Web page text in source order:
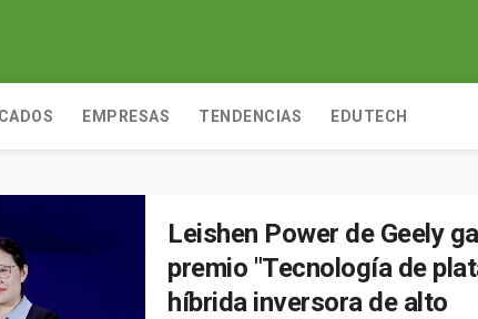
EMPRESAS TENDENCIAS EDUTECH
Leishen Power de Geely
premio "Tecnología de
híbrida inversora de alto